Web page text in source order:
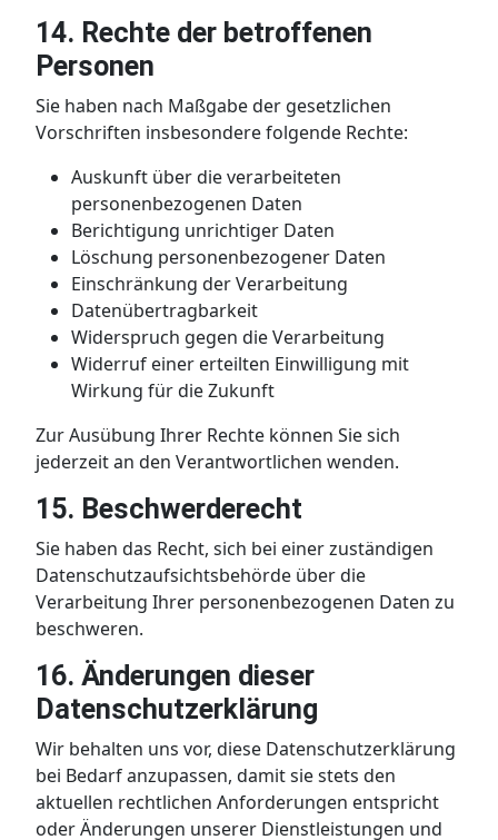
14. Rechte der betroffenen
Personen
Sie haben nach Maßgabe der gesetzlichen
Vorschriften insbesondere folgende Rechte:
Auskunft über die verarbeiteten
personenbezogenen Daten
Berichtigung unrichtiger Daten
Löschung personenbezogener Daten
Einschränkung der Verarbeitung
Datenübertragbarkeit
Widerspruch gegen die Verarbeitung
Widerruf einer erteilten Einwilligung mit
Wirkung für die Zukunft
Zur Ausübung Ihrer Rechte können Sie sich
jederzeit an den Verantwortlichen wenden.
15. Beschwerderecht
Sie haben das Recht, sich bei einer zuständigen
Datenschutzaufsichtsbehörde über die
Verarbeitung Ihrer personenbezogenen Daten zu
beschweren.
16. Änderungen dieser
Datenschutzerklärung
Wir behalten uns vor, diese Datenschutzerklärung
bei Bedarf anzupassen, damit sie stets den
aktuellen rechtlichen Anforderungen entspricht
oder Änderungen unserer Dienstleistungen und